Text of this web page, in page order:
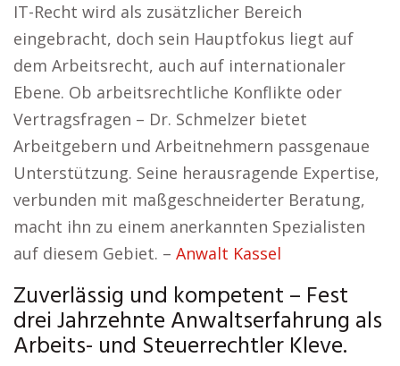
IT-Recht wird als zusätzlicher Bereich
eingebracht, doch sein Hauptfokus liegt auf
dem Arbeitsrecht, auch auf internationaler
Ebene. Ob arbeitsrechtliche Konflikte oder
Vertragsfragen – Dr. Schmelzer bietet
Arbeitgebern und Arbeitnehmern passgenaue
Unterstützung. Seine herausragende Expertise,
verbunden mit maßgeschneiderter Beratung,
macht ihn zu einem anerkannten Spezialisten
auf diesem Gebiet. – Anwalt Kassel
Zuverlässig und kompetent – Fest
drei Jahrzehnte Anwaltserfahrung als
Arbeits- und Steuerrechtler Kleve.